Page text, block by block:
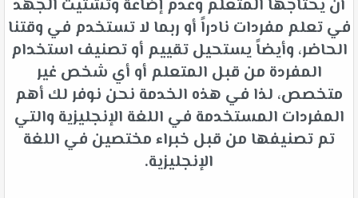
أن يحتاجها المتعلم وعدم إضاعة وتشتيت الجهد
في تعلم مفردات نادراً أو ربما لا تستخدم في وقتنا
الحاضر، وأيضاً يستحيل تقييم أو تصنيف استخدام
المفردة من قبل المتعلم أو أي شخص غير
متخصص، لذا في هذه الخدمة نحن نوفر لك أهم
المفردات المستخدمة في اللغة الإنجليزية والتي
تم تصنيفها من قبل خبراء مختصين في اللغة
الإنجليزية.